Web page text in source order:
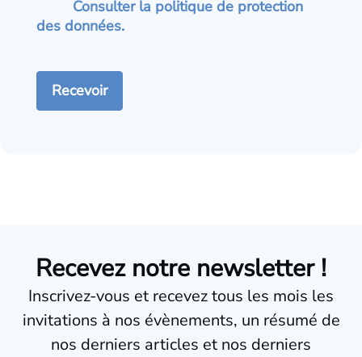
Consulter la politique de protection
des données.
Recevez notre newsletter !
Inscrivez-vous et recevez tous les mois les
invitations à nos évènements, un résumé de
nos derniers articles et nos derniers